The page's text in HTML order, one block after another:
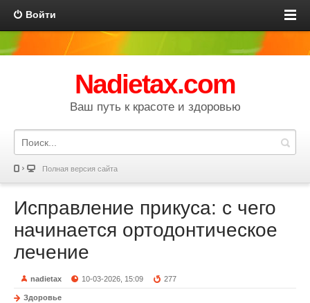
Войти
Nadietax.com
Ваш путь к красоте и здоровью
Полная версия сайта
Исправление прикуса: с чего
начинается ортодонтическое
лечение
nadietax 10-03-2026, 15:09 277
Здоровье